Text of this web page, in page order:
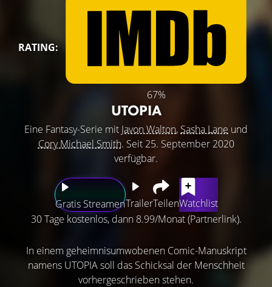
RATING:
67%
UTOPIA
Eine Fantasy-Serie mit Javon Walton, Sasha Lane und
Cory Michael Smith. Seit 25. September 2020
verfügbar.
Gratis StreamenTrailerTeilenWatchlist
30 Tage kostenlos, dann 8.99/Monat (Partnerlink).
In einem geheimnisumwobenen Comic-Manuskript
namens UTOPIA soll das Schicksal der Menschheit
vorhergeschrieben stehen.